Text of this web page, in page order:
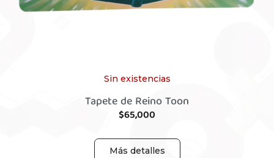
Sin existencias
Tapete de Reino Toon
$65,000
Más detalles